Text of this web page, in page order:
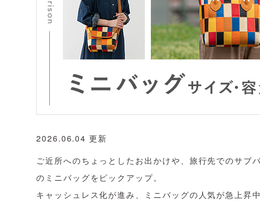
2026.06.04 更新
ご近所へのちょっとしたお出かけや、旅行先でのサブ
のミニバッグをピックアップ。
キャッシュレス化が進み、ミニバッグの人気が急上昇